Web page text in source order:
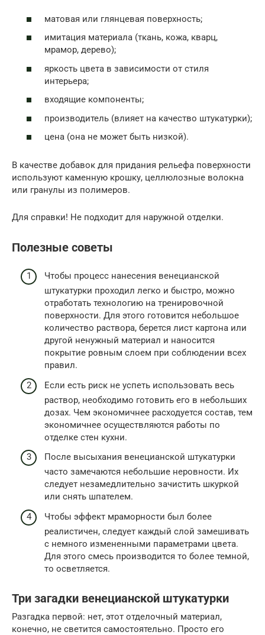
матовая или глянцевая поверхность;
имитация материала (ткань, кожа, кварц,
мрамор, дерево);
яркость цвета в зависимости от стиля
интерьера;
входящие компоненты;
производитель (влияет на качество штукатурки);
цена (она не может быть низкой).
В качестве добавок для придания рельефа поверхности
используют каменную крошку, целлюлозные волокна
или гранулы из полимеров.
Для справки! Не подходит для наружной отделки.
Полезные советы
Чтобы процесс нанесения венецианской
штукатурки проходил легко и быстро, можно
отработать технологию на тренировочной
поверхности. Для этого готовится небольшое
количество раствора, берется лист картона или
другой ненужный материал и наносится
покрытие ровным слоем при соблюдении всех
правил.
Если есть риск не успеть использовать весь
раствор, необходимо готовить его в небольших
дозах. Чем экономичнее расходуется состав, тем
экономичнее осуществляются работы по
отделке стен кухни.
После высыхания венецианской штукатурки
часто замечаются небольшие неровности. Их
следует незамедлительно зачистить шкуркой
или снять шпателем.
Чтобы эффект мраморности был более
реалистичен, следует каждый слой замешивать
с немного измененными параметрами цвета.
Для этого смесь производится то более темной,
то осветляется.
Три загадки венецианской штукатурки
Разгадка первой: нет, этот отделочный материал,
конечно, не светится самостоятельно. Просто его